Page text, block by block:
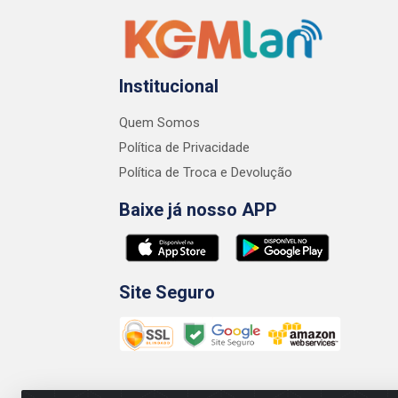
Institucional
Quem Somos
Política de Privacidade
Política de Troca e Devolução
Baixe já nosso APP
Site Seguro